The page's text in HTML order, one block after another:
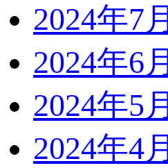
2024年7月
2024年6月
2024年5月
2024年4月